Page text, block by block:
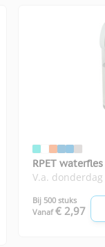
RPET
V.a.
Bij 500 stuks
Vanaf € 2,97